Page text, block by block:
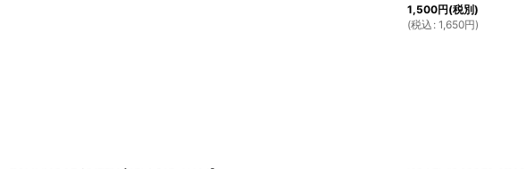
1,500円(税別)
(税込 : 1,650円)